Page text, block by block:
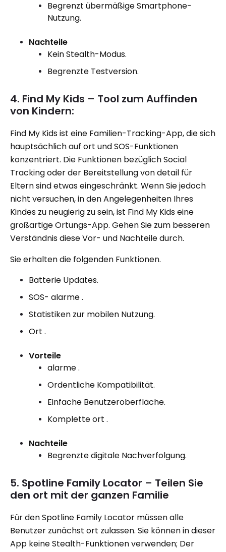
Begrenzt übermäßige Smartphone-
Nutzung.
Nachteile
Kein Stealth-Modus.
Begrenzte Testversion.
4. Find My Kids – Tool zum Auffinden
von Kindern:
Find My Kids ist eine Familien-Tracking-App, die sich
hauptsächlich auf ort und SOS-Funktionen
konzentriert. Die Funktionen bezüglich Social
Tracking oder der Bereitstellung von detail für
Eltern sind etwas eingeschränkt. Wenn Sie jedoch
nicht versuchen, in den Angelegenheiten Ihres
Kindes zu neugierig zu sein, ist Find My Kids eine
großartige Ortungs-App. Gehen Sie zum besseren
Verständnis diese Vor- und Nachteile durch.
Sie erhalten die folgenden Funktionen.
Batterie Updates.
SOS- alarme .
Statistiken zur mobilen Nutzung.
Ort .
Vorteile
alarme .
Ordentliche Kompatibilität.
Einfache Benutzeroberfläche.
Komplette ort .
Nachteile
Begrenzte digitale Nachverfolgung.
5. Spotline Family Locator – Teilen Sie
den ort mit der ganzen Familie
Für den Spotline Family Locator müssen alle
Benutzer zunächst ort zulassen. Sie können in dieser
App keine Stealth-Funktionen verwenden; Der